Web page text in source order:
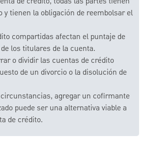
y tienen la obligación de reembolsar el
compartidas afectan el puntaje de
los titulares de la cuenta.
o dividir las cuentas de crédito
de un divorcio o la disolución de
agregar un cofirmante
puede ser una alternativa viable a
de crédito.